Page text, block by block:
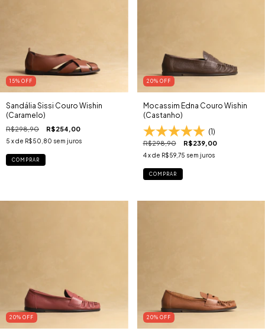
15% OFF
Sandália Sissi Couro Wishin
(Caramelo)
R$298,90 R$254,00
5 x de R$50,80 sem juros
COMPRAR
20% OFF
Mocassim Edna Couro Wishin
(Castanho)
(1)
R$298,90 R$239,00
4 x de R$59,75 sem juros
COMPRAR
20% OFF 20% OFF